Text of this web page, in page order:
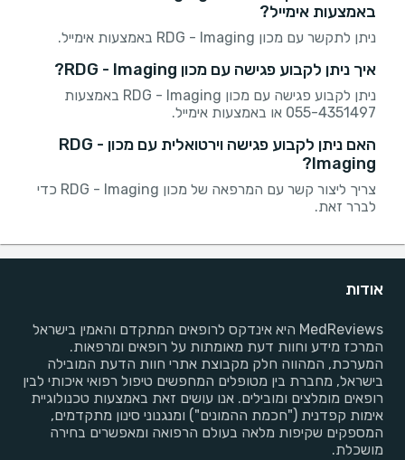
באמצעות אימייל?
ניתן לתקשר עם מכון RDG - Imaging באמצעות אימייל.
איך ניתן לקבוע פגישה עם מכון RDG - Imaging?
ניתן לקבוע פגישה עם מכון RDG - Imaging באמצעות
055-4351497 או באמצעות אימייל.
האם ניתן לקבוע פגישה וירטואלית עם מכון RDG -
Imaging?
צריך ליצור קשר עם המרפאה של מכון RDG - Imaging כדי
לברר זאת.
אודות
MedReviews היא אינדקס לרופאים המתקדם והאמין בישראל
המרכז מידע וחוות דעת מאומתות על רופאים ומרפאות.
המערכת, המהווה חלק מקבוצת אתרי חוות הדעת המובילה
בישראל, מחברת בין מטופלים המחפשים טיפול רפואי איכותי לבין
רופאים מומלצים ומובילים. אנו עושים זאת באמצעות טכנולוגיית
אימות קפדנית ("חכמת ההמונים") ומנגנוני סינון מתקדמים,
המספקים שקיפות מלאה בעולם הרפואה ומאפשרים בחירה
מושכלת.